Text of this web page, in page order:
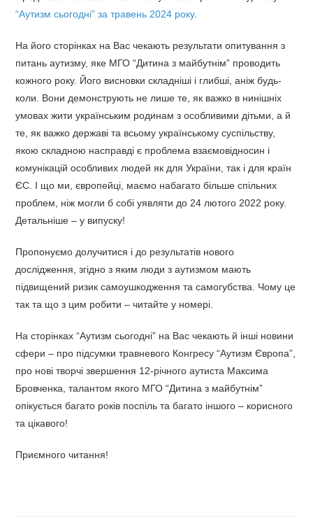
“Аутизм сьогодні” за травень 2024 року.
На його сторінках на Вас чекають результати опитування з
питань аутизму, яке МГО “Дитина з майбутнім” проводить
кожного року. Його висновки складніші і глибші, аніж будь-
коли. Вони демонструють не лише те, як важко в нинішніх
умовах жити українським родинам з особливими дітьми, а й
те, як важко державі та всьому українському суспільству,
якою складною насправді є проблема взаємовідносин і
комунікацій особливих людей як для України, так і для країн
ЄС. І що ми, європейці, маємо набагато більше спільних
проблем, ніж могли б собі уявляти до 24 лютого 2022 року.
Детальніше – у випуску!
Пропонуємо долучитися і до результатів нового
дослідження, згідно з яким люди з аутизмом мають
підвищений ризик самоушкодження та самогубства. Чому це
так та що з цим робити – читайте у номері.
На сторінках “Аутизм сьогодні” на Вас чекають й інші новини
сфери – про підсумки травневого Конгресу “Аутизм Європа”,
про нові творчі звершення 12-річного аутиста Максима
Бровченка, талантом якого МГО “Дитина з майбутнім”
опікується багато років поспіль та багато іншого – корисного
та цікавого!
Приємного читання!